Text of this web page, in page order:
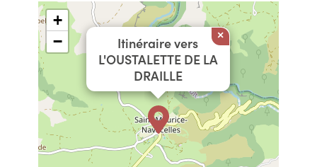
Itinéraire vers
L'OUSTALETTE DE LA
DRAILLE
×
+
−